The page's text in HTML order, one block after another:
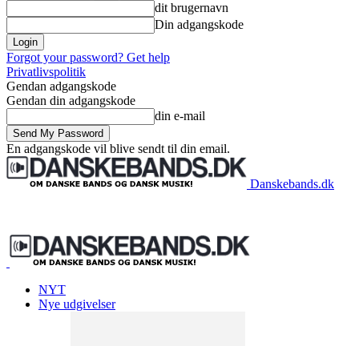
dit brugernavn
Din adgangskode
Forgot your password? Get help
Privatlivspolitik
Gendan adgangskode
Gendan din adgangskode
din e-mail
En adgangskode vil blive sendt til din email.
Danskebands.dk
NYT
Nye udgivelser